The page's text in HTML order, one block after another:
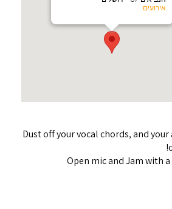
אירועים
Dust off your vocal chords, and
Open mic and Jam with